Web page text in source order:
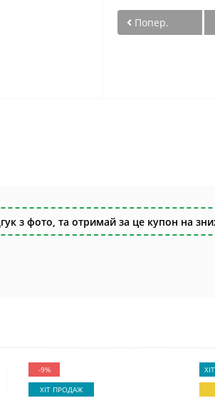
Попер.
з фото, та отримай за це купон на
-9%
ХІТ ПРОДАЖ